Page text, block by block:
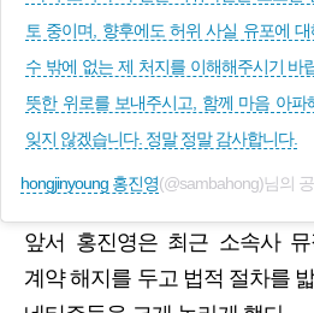
토 중이며, 향후에도 허위 사실 유포에
수 밖에 없는 제 처지를 이해해주시기 바
뜻한 위로를 보내주시고, 함께 마음 아파
잊지 않겠습니다. 정말 정말 감사합니다.
hongjinyoung 홍진영(@sambahong)님의
앞서 홍진영은 최근 소속사 뮤
계약 해지를 두고 법적 절차를